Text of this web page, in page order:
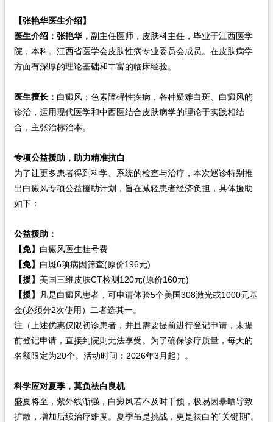
【张艳华医生介绍】
医生介绍： 张艳华， 副主任医师，皮肤科主任，毕业于江西医学
院，本科。江西省医学会皮肤性病专业委员会成员。在皮肤病学
方面有深厚的理论基础和丰富的临床经验。
医生擅长： 白癜风；色素障碍性疾病，各种疑难白斑、白癜风的
诊治，运用现代医学和中西医结合皮肤病学的理论于实践相结
合，主张治标治本。
专项公益援助，助力精准抗白
为了让更多患者得到科学、系统的检查与治疗，本次巡诊特别推
出白癜风专项公益援助计划，旨在减轻患者经济负担，具体援助
如下：
公益援助：
【免】 白癜风医生挂号费
【免】 白斑6项病因筛查(原价196元)
【援】 美国三维皮肤CT检测120元(原价160元)
【援】
凡是白癜风患者，可申请体验5个美国308激光或1000元基
金(必须分2次使用）二者选其一。
注（上述优惠仅限初诊患者，并且需要提前进行登记申请，未提
前登记申请，直接到院则无法享受。为了确保诊疗质量，每天的
名额限定为20个。活动时间：2026年3月起）。
科学应对夏季，莫负祛白良机
盛夏将至，紫外线渐强，白癜风若不及时干预，极易因暴晒导致
扩散，增加后续治疗难度。夏季虽是挑战，更是祛白的“关键期”。